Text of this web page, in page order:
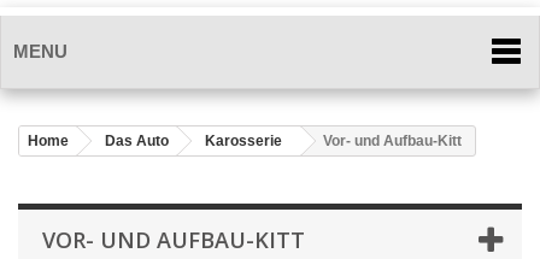
MENU
Home Das Auto Karosserie Vor- und Aufbau-Kitt
VOR- UND AUFBAU-KITT